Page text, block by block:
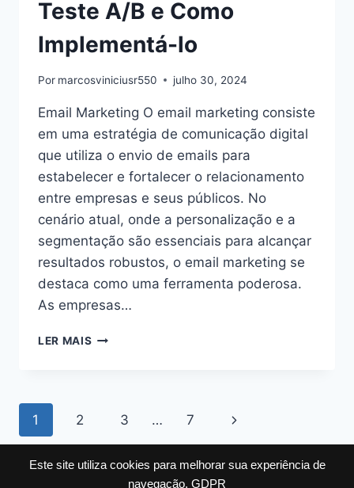
Este site utiliza cookies para melhorar sua experiência de
navegação. GDPR
Teste A/B e Como
Implementá-lo
Por marcosviniciusr550 julho 30, 2024
Email Marketing O email marketing consiste
em uma estratégia de comunicação digital
que utiliza o envio de emails para
estabelecer e fortalecer o relacionamento
entre empresas e seus públicos. No
cenário atual, onde a personalização e a
segmentação são essenciais para alcançar
resultados robustos, o email marketing se
destaca como uma ferramenta poderosa.
As empresas…
LER MAIS EMAIL
TESTE
COMO
Navegação
da
1 2 3 … 7
Página
Seguinte